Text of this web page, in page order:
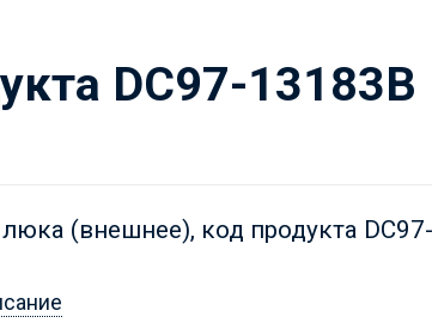
DC97-13183B
(внешнее), код продукта